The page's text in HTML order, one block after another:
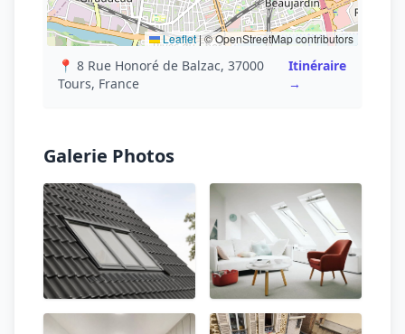
Leaflet|© OpenStreetMap contributors
📍 8 Rue Honoré de Balzac, 37000
Tours, France
Itinéraire
→
Galerie Photos